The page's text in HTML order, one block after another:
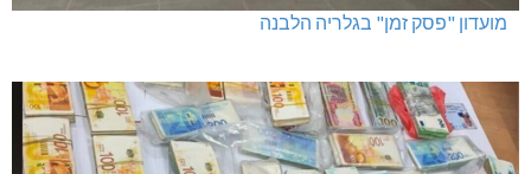
מועדון "פסק זמן" בגלריה הלבנה